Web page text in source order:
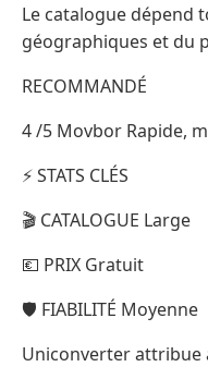
Le catalogue dépend
géographiques et du
RECOMMANDÉ
4 /5 Movbor Rapide,
⚡ STATS CLÉS
🎬 CATALOGUE Large
💶 PRIX Gratuit
🛡️ FIABILITÉ Moyenne
Uniconverter attribue